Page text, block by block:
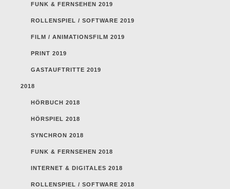
FUNK & FERNSEHEN 2019
ROLLENSPIEL / SOFTWARE 2019
FILM / ANIMATIONSFILM 2019
PRINT 2019
GASTAUFTRITTE 2019
2018
HÖRBUCH 2018
HÖRSPIEL 2018
SYNCHRON 2018
FUNK & FERNSEHEN 2018
INTERNET & DIGITALES 2018
ROLLENSPIEL / SOFTWARE 2018